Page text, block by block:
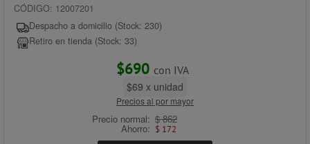
CÓDIGO: 12007201
Despacho a domicilio (Stock: 230)
Retiro en tienda (Stock: 33)
$690 con IVA
$69 x unidad
Precios al por mayor
Precio normal: $ 862
Ahorro: $ 172